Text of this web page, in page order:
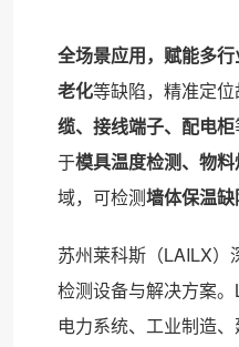
全场景应用，赋能多
老化等缺陷，精准定
缆、接线端子、配电柜
于模具温度检测、物
域，可检测墙体保温
苏州莱科斯（LAILX）
检测设备与解决方案
电力系统、工业制造